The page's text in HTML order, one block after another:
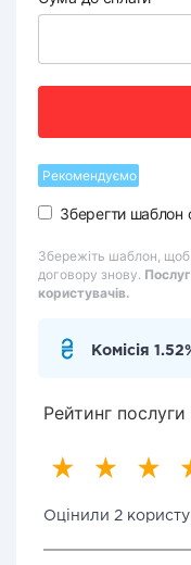
Рекомендуємо
Зберегти шаблон
Збережіть шаблон,
договору знову.
користувачів.
Комісія
Рейтинг послуги
Оцінили 2